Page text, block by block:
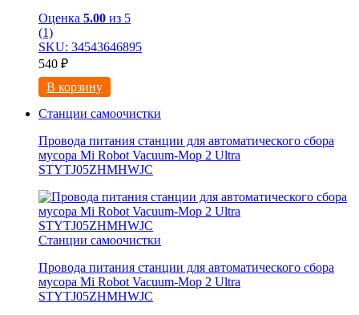
Оценка 5.00 из 5
(1)
SKU: 34543646895
540 ₽
В корзину
Станции самоочистки
Провода питания станции для автоматического сбора
мусора Mi Robot Vacuum-Mop 2 Ultra
STYTJ05ZHMHWJC
Станции самоочистки
Провода питания станции для автоматического сбора
мусора Mi Robot Vacuum-Mop 2 Ultra
STYTJ05ZHMHWJC